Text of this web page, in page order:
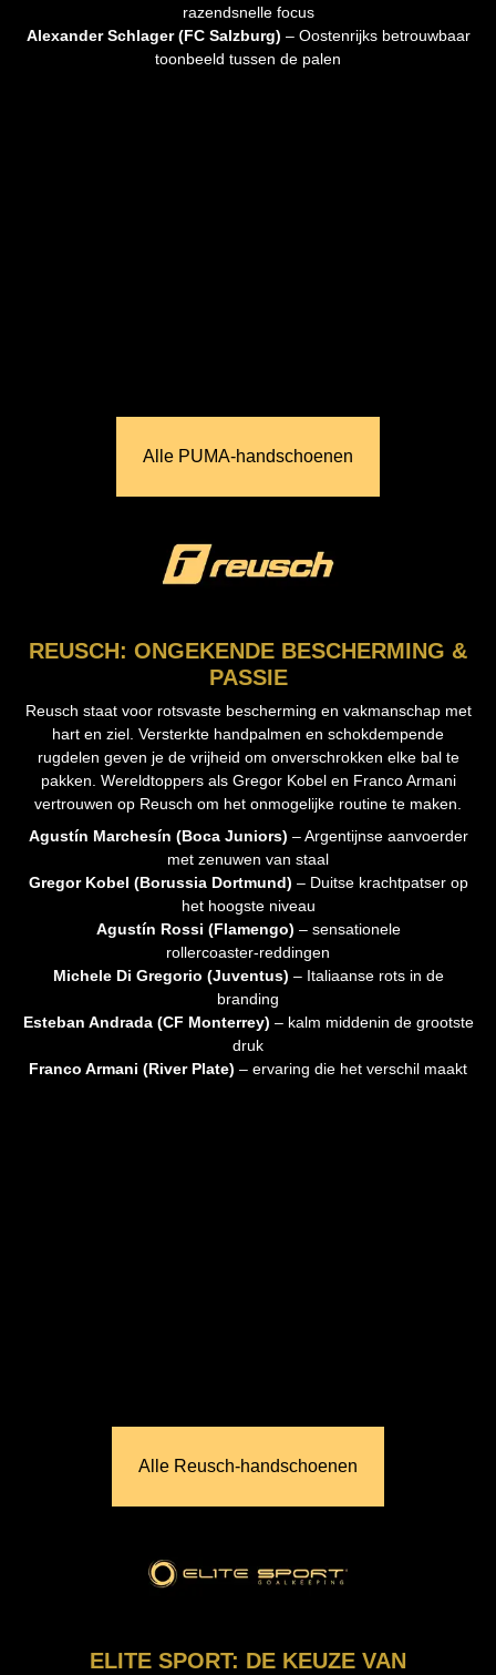
razendsnelle focus
Alexander Schlager (FC Salzburg) – Oostenrijks betrouwbaar
toonbeeld tussen de palen
Alle PUMA‑handschoenen
REUSCH: ONGEKENDE BESCHERMING &
PASSIE
Reusch staat voor rotsvaste bescherming en vakmanschap met
hart en ziel. Versterkte handpalmen en schokdempende
rugdelen geven je de vrijheid om onverschrokken elke bal te
pakken. Wereldtoppers als Gregor Kobel en Franco Armani
vertrouwen op Reusch om het onmogelijke routine te maken.
Agustín Marchesín (Boca Juniors) – Argentijnse aanvoerder
met zenuwen van staal
Gregor Kobel (Borussia Dortmund) – Duitse krachtpatser op
het hoogste niveau
Agustín Rossi (Flamengo) – sensationele
rollercoaster‑reddingen
Michele Di Gregorio (Juventus) – Italiaanse rots in de
branding
Esteban Andrada (CF Monterrey) – kalm middenin de grootste
druk
Franco Armani (River Plate) – ervaring die het verschil maakt
Alle Reusch‑handschoenen
ELITE SPORT: DE KEUZE VAN